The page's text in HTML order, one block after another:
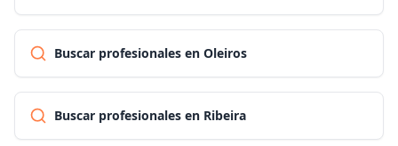
Buscar profesionales en Oleiros
Buscar profesionales en Ribeira